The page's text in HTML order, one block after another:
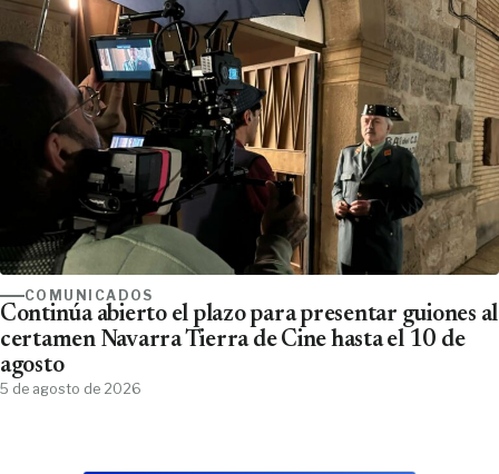
COMUNICADOS
Continúa abierto el plazo para presentar guiones al
certamen Navarra Tierra de Cine hasta el 10 de
agosto
5 de agosto de 2026